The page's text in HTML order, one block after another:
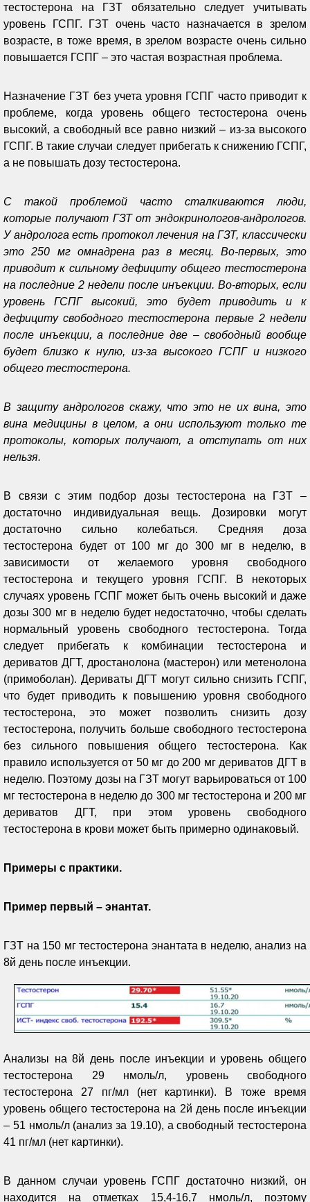
тестостерона на ГЗТ обязательно следует учитывать
уровень ГСПГ. ГЗТ очень часто назначается в зрелом
возрасте, в тоже время, в зрелом возрасте очень сильно
повышается ГСПГ – это частая возрастная проблема.
Назначение ГЗТ без учета уровня ГСПГ часто приводит к
проблеме, когда уровень общего тестостерона очень
высокий, а свободный все равно низкий – из-за высокого
ГСПГ. В такие случаи следует прибегать к снижению ГСПГ,
а не повышать дозу тестостерона.
С такой проблемой часто сталкиваются люди,
которые получают ГЗТ от эндокринологов-андрологов.
У андролога есть протокол лечения на ГЗТ, классически
это 250 мг омнадрена раз в месяц. Во-первых, это
приводит к сильному дефициту общего тестостерона
на последние 2 недели после инъекции. Во-вторых, если
уровень ГСПГ высокий, это будет приводить и к
дефициту свободного тестостерона первые 2 недели
после инъекции, а последние две – свободный вообще
будет близко к нулю, из-за высокого ГСПГ и низкого
общего тестостерона.
В защиту андрологов скажу, что это не их вина, это
вина медицины в целом, а они используют только те
протоколы, которых получают, а отступать от них
нельзя.
В связи с этим подбор дозы тестостерона на ГЗТ –
достаточно индивидуальная вещь. Дозировки могут
достаточно сильно колебаться. Средняя доза
тестостерона будет от 100 мг до 300 мг в неделю, в
зависимости от желаемого уровня свободного
тестостерона и текущего уровня ГСПГ. В некоторых
случаях уровень ГСПГ может быть очень высокий и даже
дозы 300 мг в неделю будет недостаточно, чтобы сделать
нормальный уровень свободного тестостерона. Тогда
следует прибегать к комбинации тестостерона и
дериватов ДГТ, дростанолона (мастерон) или метенолона
(примоболан). Дериваты ДГТ могут сильно снизить ГСПГ,
что будет приводить к повышению уровня свободного
тестостерона, это может позволить снизить дозу
тестостерона, получить больше свободного тестостерона
без сильного повышения общего тестостерона. Как
правило используется от 50 мг до 200 мг дериватов ДГТ в
неделю. Поэтому дозы на ГЗТ могут варьироваться от 100
мг тестостерона в неделю до 300 мг тестостерона и 200 мг
дериватов ДГТ, при этом уровень свободного
тестостерона в крови может быть примерно одинаковый.
Примеры с практики.
Пример первый – энантат.
ГЗТ на 150 мг тестостерона энантата в неделю, анализ на
8й день после инъекции.
Анализы на 8й день после инъекции и уровень общего
тестостерона 29 нмоль/л, уровень свободного
тестостерона 27 пг/мл (нет картинки). В тоже время
уровень общего тестостерона на 2й день после инъекции
– 51 нмоль/л (анализ за 19.10), а свободный тестостерона
41 пг/мл (нет картинки).
В данном случаи уровень ГСПГ достаточно низкий, он
находится на отметках 15,4-16,7 нмоль/л, поэтому